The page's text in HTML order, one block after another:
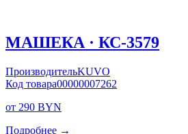
МАШЕКА · КС-3579
ПроизводительKUVO
Код товара00000007262
от 290 BYN
Подробнее →